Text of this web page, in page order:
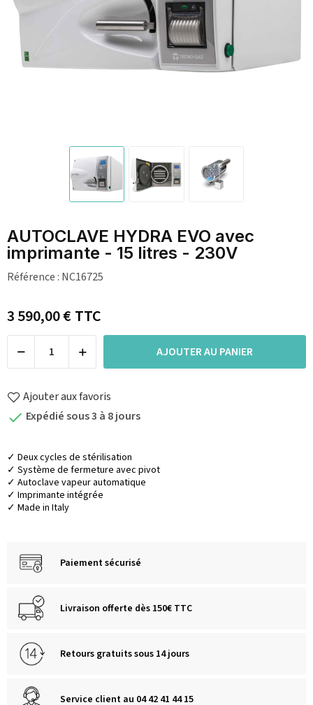
AUTOCLAVE HYDRA EVO avec
imprimante - 15 litres - 230V
Référence : NC16725
3 590,00 €TTC
AJOUTER AU PANIER
Ajouter aux favoris
 Expédié sous 3 à 8 jours
✓ Deux cycles de stérilisation
✓ Système de fermeture avec pivot
✓ Autoclave vapeur automatique
✓ Imprimante intégrée
✓ Made in Italy
Paiement sécurisé
Livraison offerte dès 150€ TTC
Retours gratuits sous 14 jours
Service client au 04 42 41 44 15